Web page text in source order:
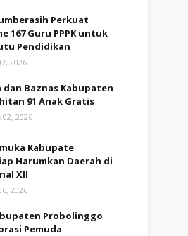
Perkuat
167 Guru PPPK untuk
Pendidikan
2026
dan Baznas Kabupaten
91 Anak Gratis
2026
Kabupate
Harumkan Daerah di
XII
2026
Probolinggo
Pemuda